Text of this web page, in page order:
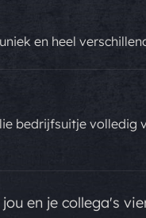
en heel
bedrijfsuitje volledig
en je collega's